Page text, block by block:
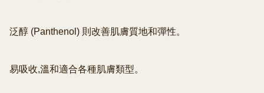
泛醇 (Panthenol) 則改善肌膚質地和彈性。
易吸收,溫和適合各種肌膚類型。